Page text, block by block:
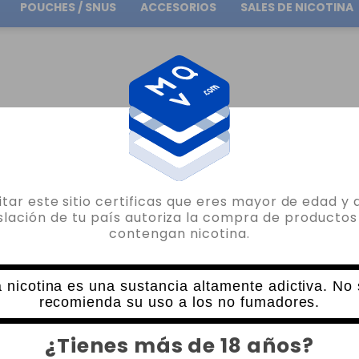
este sitio certificas que eres mayor de edad y
de tu país autoriza la compra de productos
contengan nicotina.
nicotina es una sustancia altamente adictiva. No
recomienda su uso a los no fumadores.
¿Tienes más de 18 años?
Envío gratuito en pedidos superiores a 30.00€
POUCHES / SNUS ACCESORIOS SALES DE NICOTINA
SALES DE NICOTINA MARDUK OIL4VAP SALTS 10ML
OIL4VAP
SALES DE NICOTINA MARDUK OIL4VAP
2 VALORACIONES
6,95€
NICOTINA CANTIDAD
- +